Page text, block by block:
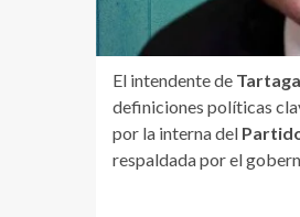
El intendente de
definiciones políticas
por la interna del
respaldada por el